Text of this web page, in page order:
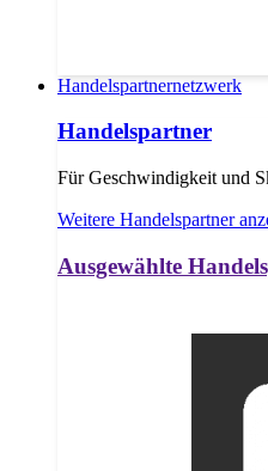
Handelspartnernetzwerk
Handelspartner
Für Geschwindigkeit und
Weitere Handelspartner
Ausgewählte